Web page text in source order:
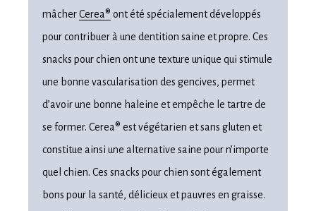
mâcherCerea® ont été spécialement développés
pour contribuer à une dentition saine et propre. Ces
snacks pour chien ont une texture unique qui stimule
une bonne vascularisation des gencives, permet
d’avoir une bonne haleine et empêche le tartre de
se former. Cerea® est végétarien et sans gluten et
constitue ainsi une alternative saine pour n’importe
quel chien. Ces snacks pour chien sont également
bons pour la santé, délicieux et pauvres en graisse.